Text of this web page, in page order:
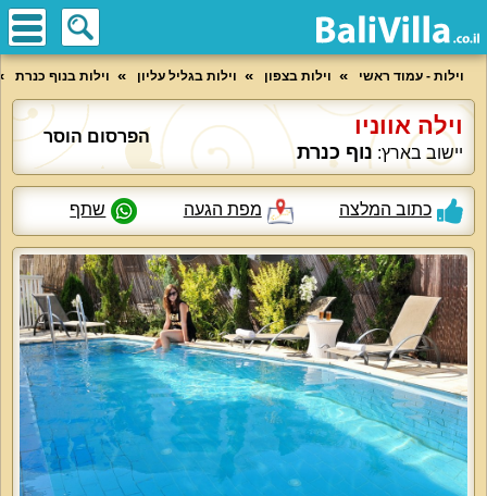
וילות - עמוד ראשי וילות בצפון וילות בגליל עליון וילות בנוף כנרת
וילה אווניו
יישוב בארץ: נוף כנרת
הפרסום הוסר
כתוב המלצה מפת הגעה שתף